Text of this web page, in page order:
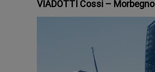
VIADOTTI Cossi – Morbegno